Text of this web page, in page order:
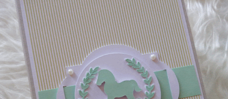
Amor no Papel
Scraperia está no Elo7 desde 2011, já c...